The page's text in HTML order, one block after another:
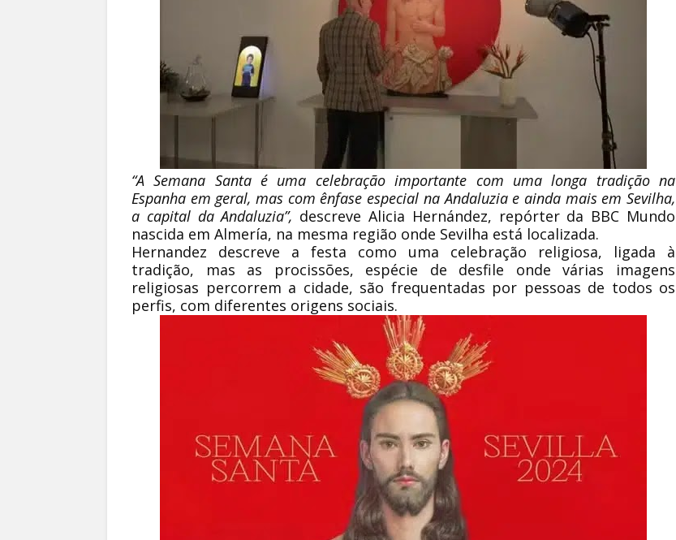
“A Semana Santa é uma celebração importante com uma longa tradição na
Espanha em geral, mas com ênfase especial na Andaluzia e ainda mais em Sevilha,
a capital da Andaluzia”, descreve Alicia Hernández, repórter da BBC Mundo
nascida em Almería, na mesma região onde Sevilha está localizada.
Hernandez descreve a festa como uma celebração religiosa, ligada à
tradição, mas as procissões, espécie de desfile onde várias imagens
religiosas percorrem a cidade, são frequentadas por pessoas de todos os
perfis, com diferentes origens sociais.